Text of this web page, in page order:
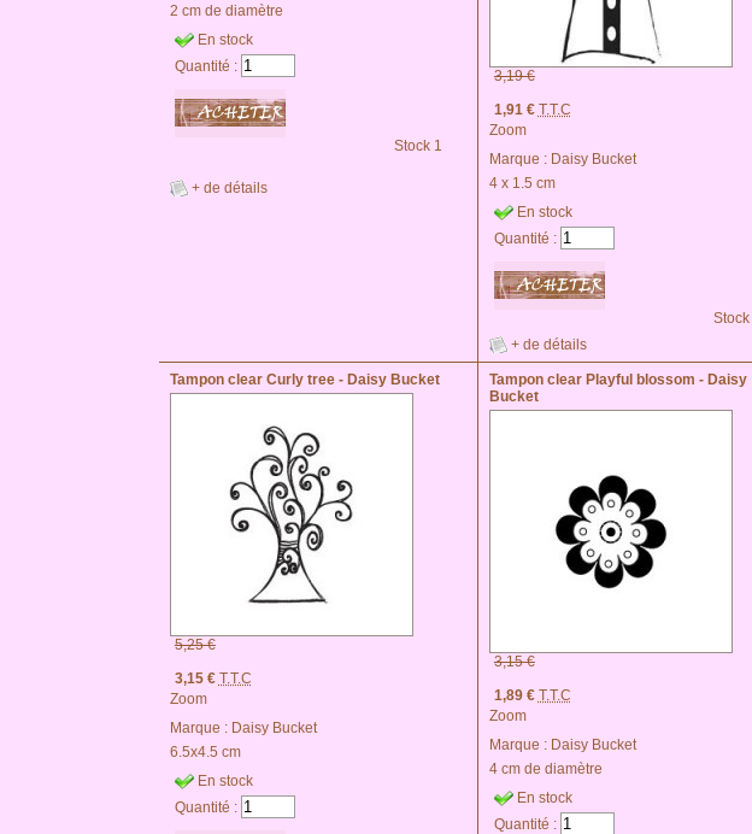
2 cm de diamètre
En stock
Quantité :
Stock 1
+ de détails
3,19 €
1,91 € T.T.C
Zoom
Marque : Daisy Bucket
4 x 1.5 cm
En stock
Quantité :
Stock
+ de détails
Tampon clear Curly tree - Daisy Bucket
5,25 €
3,15 € T.T.C
Zoom
Marque : Daisy Bucket
6.5x4.5 cm
En stock
Quantité :
Tampon clear Playful blossom - Daisy
Bucket
3,15 €
1,89 € T.T.C
Zoom
Marque : Daisy Bucket
4 cm de diamètre
En stock
Quantité :